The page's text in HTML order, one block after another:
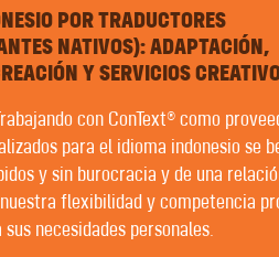
POR TRADUCTORES
NATIVOS): ADAPTACIÓN,
Y SERVICIOS
con ConText® como
para el idioma indonesio se
y sin burocracia y de una
flexibilidad y competencia
necesidades personales.